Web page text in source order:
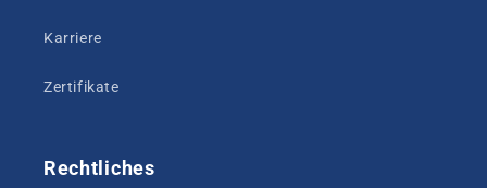
Karriere
Zertifikate
Rechtliches